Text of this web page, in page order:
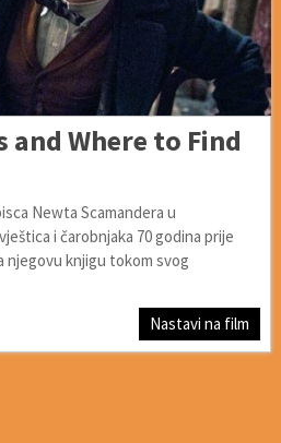
and Where to Find
Newta Scamandera u
i čarobnjaka 70 godina prije
knjigu tokom svog
Nastavi na film